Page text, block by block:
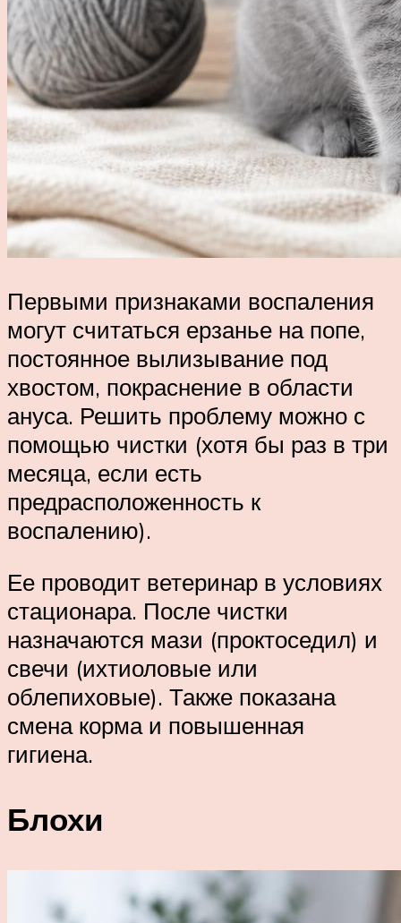
Первыми признаками воспаления
могут считаться ерзанье на попе,
постоянное вылизывание под
хвостом, покраснение в области
ануса. Решить проблему можно с
помощью чистки (хотя бы раз в три
месяца, если есть
предрасположенность к
воспалению).
Ее проводит ветеринар в условиях
стационара. После чистки
назначаются мази (проктоседил) и
свечи (ихтиоловые или
облепиховые). Также показана
смена корма и повышенная
гигиена.
Блохи